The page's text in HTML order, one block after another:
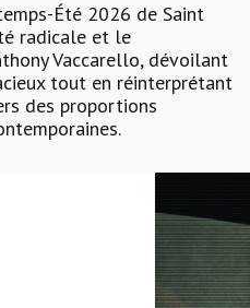
Été 2026 de Saint
radicale et le
Vaccarello, dévoilant
tout en réinterprétant
des proportions